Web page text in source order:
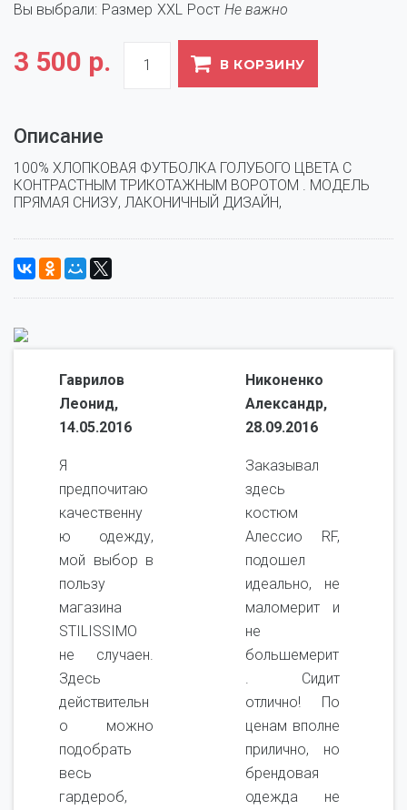
Вы выбрали: Размер XXL Рост Не важно
3 500 р. В КОРЗИНУ
Описание
100% ХЛОПКОВАЯ ФУТБОЛКА ГОЛУБОГО ЦВЕТА С
КОНТРАСТНЫМ ТРИКОТАЖНЫМ ВОРОТОМ . МОДЕЛЬ
ПРЯМАЯ СНИЗУ, ЛАКОНИЧНЫЙ ДИЗАЙН,
Гаврилов
Леонид,
14.05.2016
Я
предпочитаю
качественну
ю одежду,
мой выбор в
пользу
магазина
STILISSIMO
не случаен.
Здесь
действительн
о можно
подобрать
весь
гардероб,
Никоненко
Александр,
28.09.2016
Заказывал
здесь
костюм
Алессио RF,
подошел
идеально, не
маломерит и
не
большемерит
. Сидит
отлично! По
ценам вполне
прилично, но
брендовая
одежда не